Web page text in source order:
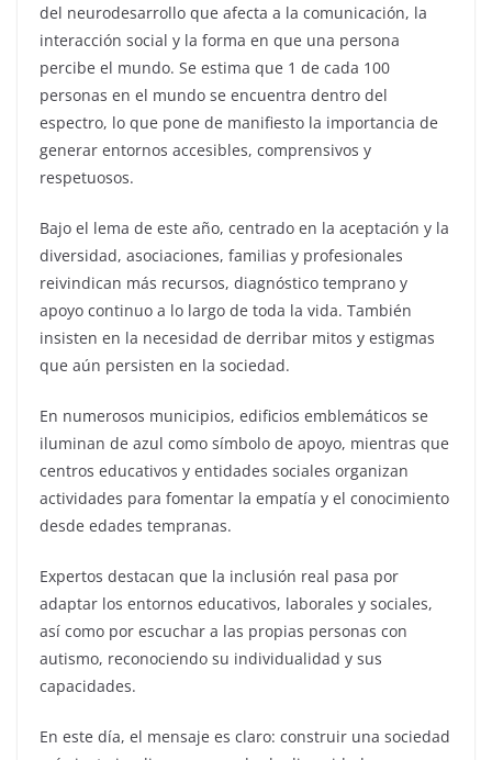
del neurodesarrollo que afecta a la comunicación, la
interacción social y la forma en que una persona
percibe el mundo. Se estima que 1 de cada 100
personas en el mundo se encuentra dentro del
espectro, lo que pone de manifiesto la importancia de
generar entornos accesibles, comprensivos y
respetuosos.
Bajo el lema de este año, centrado en la aceptación y la
diversidad, asociaciones, familias y profesionales
reivindican más recursos, diagnóstico temprano y
apoyo continuo a lo largo de toda la vida. También
insisten en la necesidad de derribar mitos y estigmas
que aún persisten en la sociedad.
En numerosos municipios, edificios emblemáticos se
iluminan de azul como símbolo de apoyo, mientras que
centros educativos y entidades sociales organizan
actividades para fomentar la empatía y el conocimiento
desde edades tempranas.
Expertos destacan que la inclusión real pasa por
adaptar los entornos educativos, laborales y sociales,
así como por escuchar a las propias personas con
autismo, reconociendo su individualidad y sus
capacidades.
En este día, el mensaje es claro: construir una sociedad